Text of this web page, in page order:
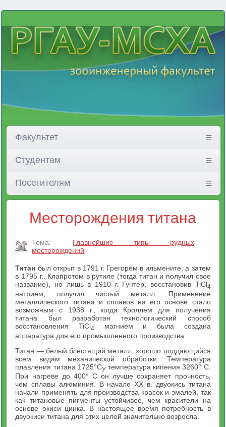
Факультет
Студентам
Посетителям
Месторождения титана
Тема:
Главнейшие типы рудных
месторождений
Титан был открыт в 1791 г. Грегорем в ильмените, а затем
в 1795 г.. Клапротом в рутиле (тогда титан и получил свое
название), но лишь в 1910 г. Гунтер, восстановив TiCl4
натрием, получил чистый металл. Применение
металлического титана и сплавов на его основе стало
возможным с 1938 г., когда Кроллем для получения
титана был разработан технологический способ
восстановления TiCl4
магнием и была создана
аппаратура для его промышленного производства.
Титан — белый блестящий металл, хорошо поддающийся
всем видам механической обработки. Температура
плавления титана 1725°СУ температура кипения 3260° С.
При нагреве до 400° С он лучше сохраняет прочность,
чем сплавы алюминия. В начале XX в. двуокись титана
начали применять для производства красок и эмалей, так
как титановые пигменты устойчивее, чем красители на
основе окиси цинка. В настоящее время потребность в
двуокиси титана для этих целей значительно возросла.